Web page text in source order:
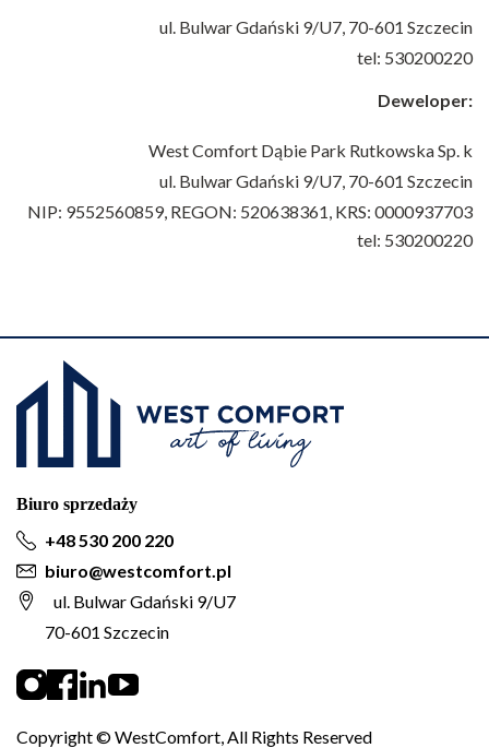
ul. Bulwar Gdański 9/U7, 70-601 Szczecin
tel: 530200220
Deweloper:
West Comfort Dąbie Park Rutkowska Sp. k
ul. Bulwar Gdański 9/U7, 70-601 Szczecin
NIP: 9552560859, REGON: 520638361, KRS: 0000937703
tel: 530200220
Biuro sprzedaży
+48 530 200 220
biuro@westcomfort.pl
ul. Bulwar Gdański 9/U7
70-601 Szczecin
Copyright © WestComfort, All Rights Reserved